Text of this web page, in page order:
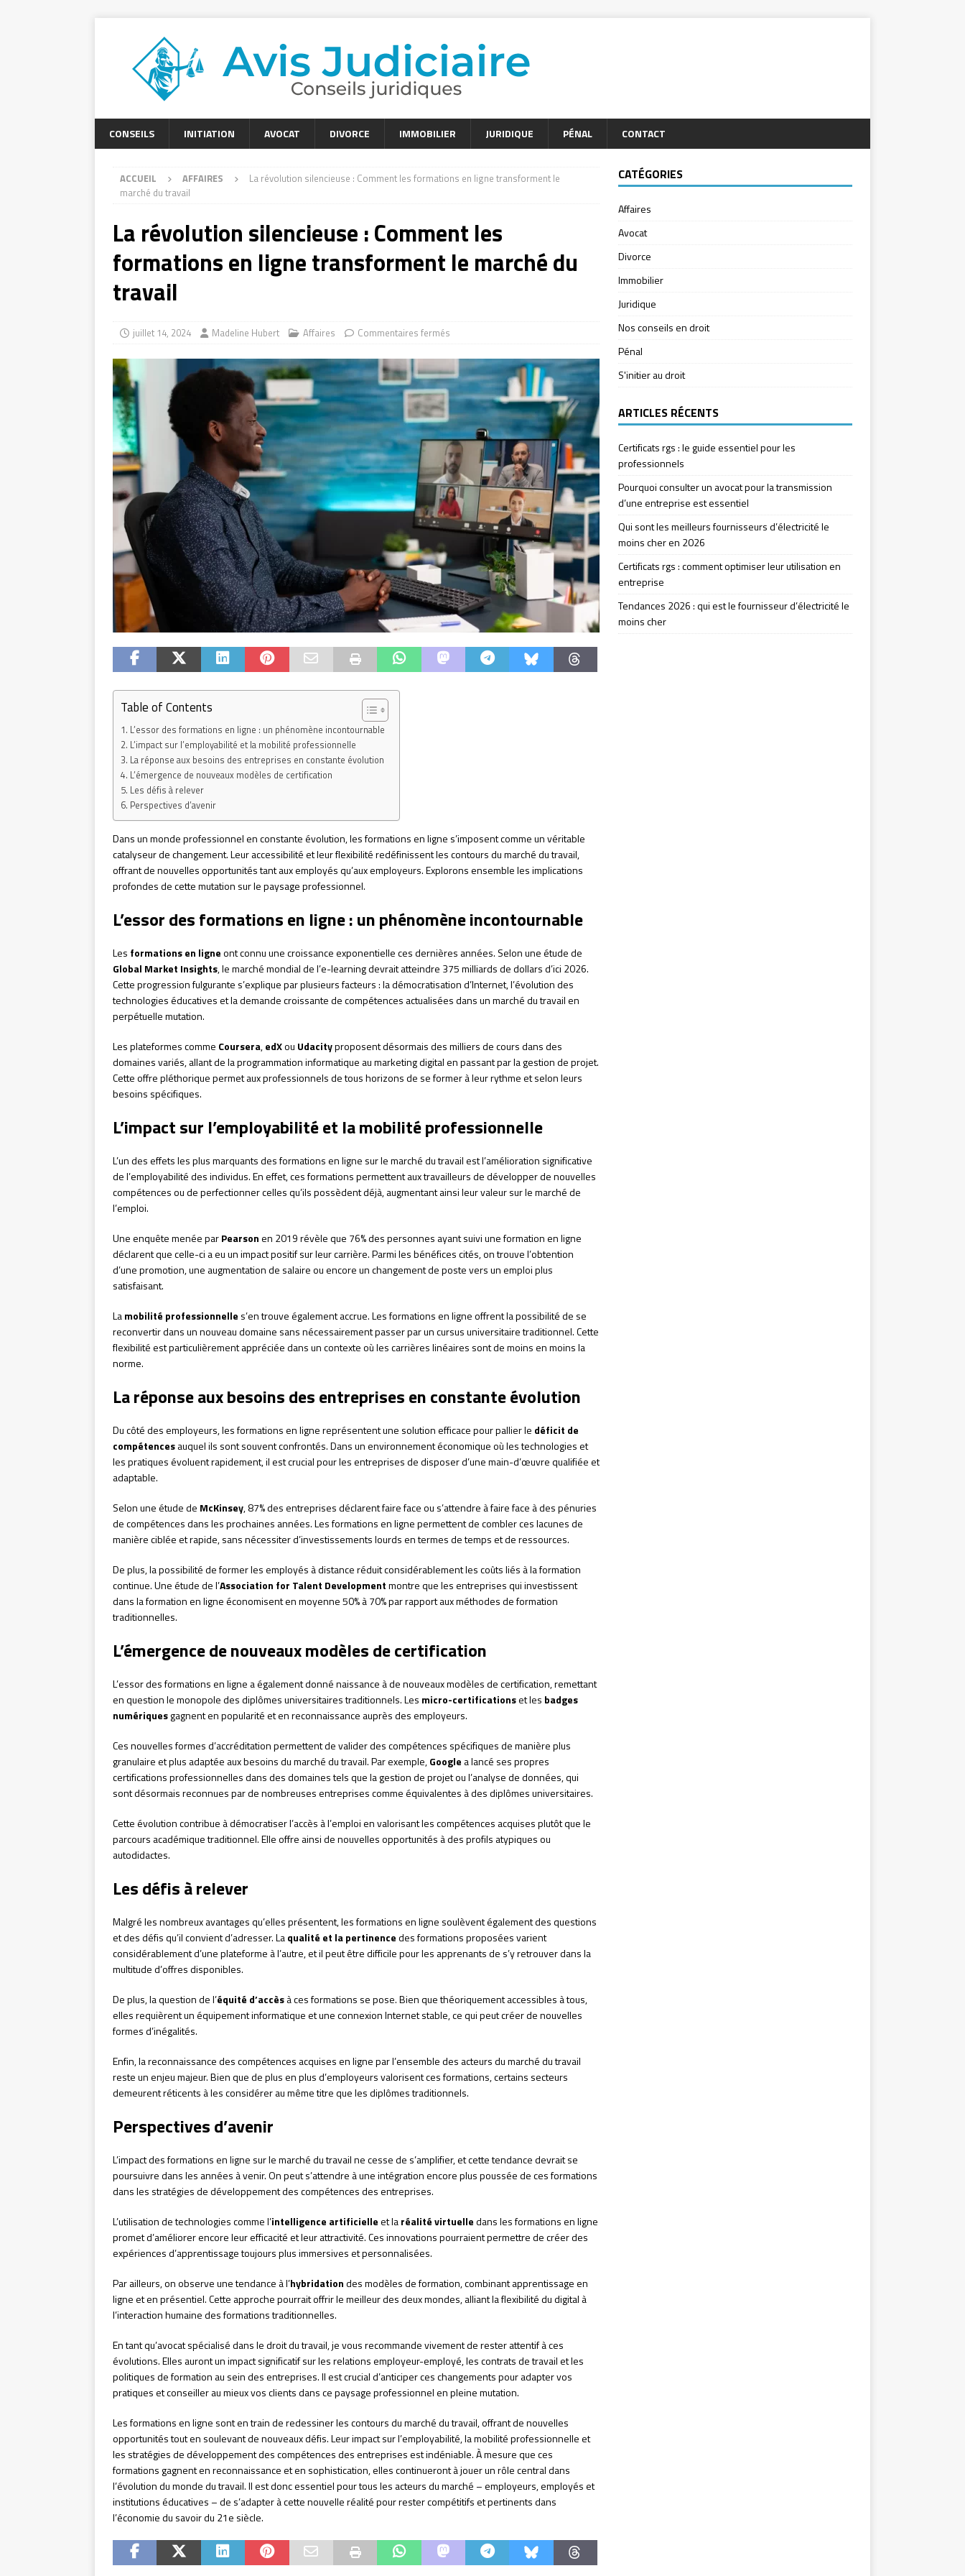
CONSEILS INITIATION AVOCAT DIVORCE IMMOBILIER JURIDIQUE PÉNAL CONTACT
ACCUEIL AFFAIRES
La révolution silencieuse : Comment les formations en ligne transforment le
marché du travail
La révolution silencieuse : Comment les
formations en ligne transforment le marché du
travail
juillet 14, 2024 Madeline Hubert Affaires Commentaires fermés
Table of Contents
L’essor des formations en ligne : un phénomène incontournable
L’impact sur l’employabilité et la mobilité professionnelle
La réponse aux besoins des entreprises en constante évolution
L’émergence de nouveaux modèles de certification
Les défis à relever
Perspectives d’avenir
Dans un monde professionnel en constante évolution, les formations en ligne s’imposent comme un véritable
catalyseur de changement. Leur accessibilité et leur flexibilité redéfinissent les contours du marché du travail,
offrant de nouvelles opportunités tant aux employés qu’aux employeurs. Explorons ensemble les implications
profondes de cette mutation sur le paysage professionnel.
L’essor des formations en ligne : un phénomène incontournable
Les formations en ligneont connu une croissance exponentielle ces dernières années. Selon une étude de
Global Market Insights, le marché mondial de l’e-learning devrait atteindre 375 milliards de dollars d’ici 2026.
Cette progression fulgurante s’explique par plusieurs facteurs : la démocratisation d’Internet, l’évolution des
technologies éducatives et la demande croissante de compétences actualisées dans un marché du travail en
perpétuelle mutation.
Les plateformes comme Coursera,edXou Udacityproposent désormais des milliers de cours dans des
domaines variés, allant de la programmation informatique au marketing digital en passant par la gestion de projet.
Cette offre pléthorique permet aux professionnels de tous horizons de se former à leur rythme et selon leurs
besoins spécifiques.
L’impact sur l’employabilité et la mobilité professionnelle
L’un des effets les plus marquants des formations en ligne sur le marché du travail est l’amélioration significative
de l’employabilité des individus. En effet, ces formations permettent aux travailleurs de développer de nouvelles
compétences ou de perfectionner celles qu’ils possèdent déjà, augmentant ainsi leur valeur sur le marché de
l’emploi.
Une enquête menée parPearsonen 2019 révèle que 76% des personnes ayant suivi une formation en ligne
déclarent que celle-ci a eu un impact positif sur leur carrière. Parmi les bénéfices cités, on trouve l’obtention
d’une promotion, une augmentation de salaire ou encore un changement de poste vers un emploi plus
satisfaisant.
Lamobilité professionnelle s’en trouve également accrue. Les formations en ligne offrent la possibilité de se
reconvertir dans un nouveau domaine sans nécessairement passer par un cursus universitaire traditionnel. Cette
flexibilité est particulièrement appréciée dans un contexte où les carrières linéaires sont de moins en moins la
norme.
La réponse aux besoins des entreprises en constante évolution
Du côté des employeurs, les formations en ligne représentent une solution efficace pour pallier le déficit de
compétencesauquel ils sont souvent confrontés. Dans un environnement économique où les technologies et
les pratiques évoluent rapidement, il est crucial pour les entreprises de disposer d’une main-d’œuvre qualifiée et
adaptable.
Selon une étude de McKinsey, 87% des entreprises déclarent faire face ou s’attendre à faire face à des pénuries
de compétences dans les prochaines années. Les formations en ligne permettent de combler ces lacunes de
manière ciblée et rapide, sans nécessiter d’investissements lourds en termes de temps et de ressources.
De plus, la possibilité de former les employés à distance réduit considérablement les coûts liés à la formation
continue. Une étude de l’Association for Talent Developmentmontre que les entreprises qui investissent
dans la formation en ligne économisent en moyenne 50% à 70% par rapport aux méthodes de formation
traditionnelles.
L’émergence de nouveaux modèles de certification
L’essor des formations en ligne a également donné naissance à de nouveaux modèles de certification, remettant
en question le monopole des diplômes universitaires traditionnels. Les micro-certificationset les badges
numériquesgagnent en popularité et en reconnaissance auprès des employeurs.
Ces nouvelles formes d’accréditation permettent de valider des compétences spécifiques de manière plus
granulaire et plus adaptée aux besoins du marché du travail. Par exemple,Google a lancé ses propres
certifications professionnelles dans des domaines tels que la gestion de projet ou l’analyse de données, qui
sont désormais reconnues par de nombreuses entreprises comme équivalentes à des diplômes universitaires.
Cette évolution contribue à démocratiser l’accès à l’emploi en valorisant les compétences acquises plutôt que le
parcours académique traditionnel. Elle offre ainsi de nouvelles opportunités à des profils atypiques ou
autodidactes.
Les défis à relever
Malgré les nombreux avantages qu’elles présentent, les formations en ligne soulèvent également des questions
et des défis qu’il convient d’adresser. Laqualité et la pertinencedes formations proposées varient
considérablement d’une plateforme à l’autre, et il peut être difficile pour les apprenants de s’y retrouver dans la
multitude d’offres disponibles.
De plus, la question de l’équité d’accèsà ces formations se pose. Bien que théoriquement accessibles à tous,
elles requièrent un équipement informatique et une connexion Internet stable, ce qui peut créer de nouvelles
formes d’inégalités.
Enfin, la reconnaissance des compétences acquises en ligne par l’ensemble des acteurs du marché du travail
reste un enjeu majeur. Bien que de plus en plus d’employeurs valorisent ces formations, certains secteurs
demeurent réticents à les considérer au même titre que les diplômes traditionnels.
Perspectives d’avenir
L’impact des formations en ligne sur le marché du travail ne cesse de s’amplifier, et cette tendance devrait se
poursuivre dans les années à venir. On peut s’attendre à une intégration encore plus poussée de ces formations
dans les stratégies de développement des compétences des entreprises.
L’utilisation de technologies comme l’intelligence artificielleet laréalité virtuelledans les formations en ligne
promet d’améliorer encore leur efficacité et leur attractivité. Ces innovations pourraient permettre de créer des
expériences d’apprentissage toujours plus immersives et personnalisées.
Par ailleurs, on observe une tendance à l’hybridationdes modèles de formation, combinant apprentissage en
ligne et en présentiel. Cette approche pourrait offrir le meilleur des deux mondes, alliant la flexibilité du digital à
l’interaction humaine des formations traditionnelles.
En tant qu’avocat spécialisé dans le droit du travail, je vous recommande vivement de rester attentif à ces
évolutions. Elles auront un impact significatif sur les relations employeur-employé, les contrats de travail et les
politiques de formation au sein des entreprises. Il est crucial d’anticiper ces changements pour adapter vos
pratiques et conseiller au mieux vos clients dans ce paysage professionnel en pleine mutation.
Les formations en ligne sont en train de redessiner les contours du marché du travail, offrant de nouvelles
opportunités tout en soulevant de nouveaux défis. Leur impact sur l’employabilité, la mobilité professionnelle et
les stratégies de développement des compétences des entreprises est indéniable. À mesure que ces
formations gagnent en reconnaissance et en sophistication, elles continueront à jouer un rôle central dans
l’évolution du monde du travail. Il est donc essentiel pour tous les acteurs du marché – employeurs, employés et
institutions éducatives – de s’adapter à cette nouvelle réalité pour rester compétitifs et pertinents dans
l’économie du savoir du 21e siècle.
CATÉGORIES
Affaires
Avocat
Divorce
Immobilier
Juridique
Nos conseils en droit
Pénal
S'initier au droit
ARTICLES RÉCENTS
Certificats rgs : le guide essentiel pour les
professionnels
Pourquoi consulter un avocat pour la transmission
d’une entreprise est essentiel
Qui sont les meilleurs fournisseurs d’électricité le
moins cher en 2026
Certificats rgs : comment optimiser leur utilisation en
entreprise
Tendances 2026 : qui est le fournisseur d’électricité le
moins cher